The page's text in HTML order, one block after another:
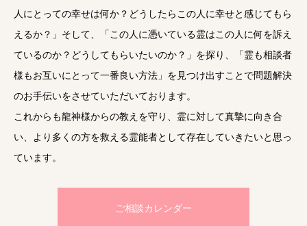
人にとっての幸せは何か？どうしたらこの人に幸せと感じてもら
えるか？」そして、「この人に憑いている霊はこの人に何を訴え
ているのか？どうしてもらいたいのか？」を探り、「霊も相談者
様もお互いにとって一番良い方法」を見つけ出すことで問題解決
のお手伝いをさせていただいております。
これからも龍神様からの教えを守り、霊に対して真摯に向き合
い、より多くの方を救える霊能者として存在していきたいと思っ
ています。
ご相談カレンダー